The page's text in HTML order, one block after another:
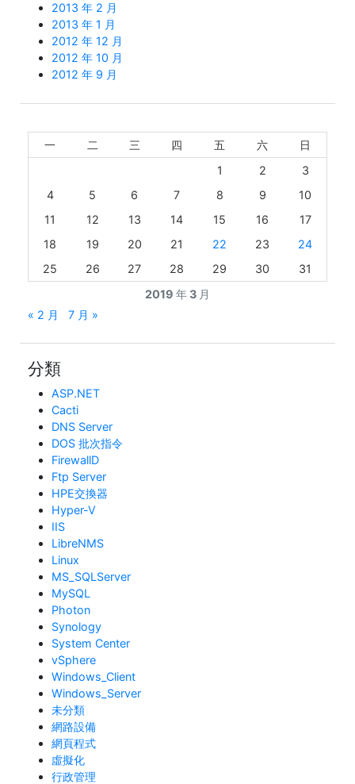
2013 年 2 月
2013 年 1 月
2012 年 12 月
2012 年 10 月
2012 年 9 月
2019 年 3 月
一 二 三 四 五 六
日
1
2
3
4
5 6 7 8 9
10
11
12 13 14 15 16
17
18
19 20 21 22 23
24
25
26 27 28 29 30 31
« 2 月 7 月 »
分類
ASP.NET
Cacti
DNS Server
DOS 批次指令
FirewallD
Ftp Server
HPE交換器
Hyper-V
IIS
LibreNMS
Linux
MS_SQLServer
MySQL
Photon
Synology
System Center
vSphere
Windows_Client
Windows_Server
未分類
網路設備
網頁程式
虛擬化
行政管理